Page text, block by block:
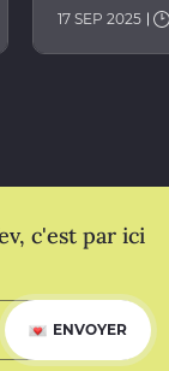
17 SEP 2025
c'est par ici
ENVOYER